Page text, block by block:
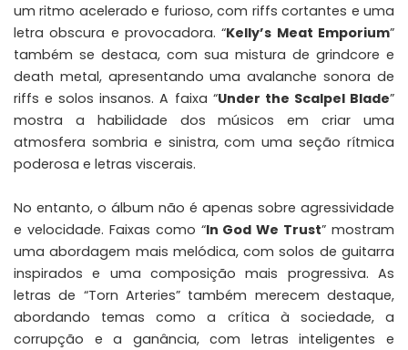
um ritmo acelerado e furioso, com riffs cortantes e uma
letra obscura e provocadora. “Kelly’s Meat Emporium”
também se destaca, com sua mistura de grindcore e
death metal, apresentando uma avalanche sonora de
riffs e solos insanos. A faixa “Under the Scalpel Blade”
mostra a habilidade dos músicos em criar uma
atmosfera sombria e sinistra, com uma seção rítmica
poderosa e letras viscerais.
No entanto, o álbum não é apenas sobre agressividade
e velocidade. Faixas como “In God We Trust” mostram
uma abordagem mais melódica, com solos de guitarra
inspirados e uma composição mais progressiva. As
letras de “Torn Arteries” também merecem destaque,
abordando temas como a crítica à sociedade, a
corrupção e a ganância, com letras inteligentes e